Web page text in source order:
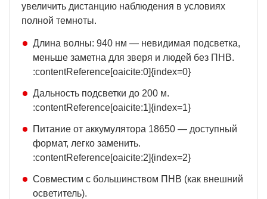
увеличить дистанцию наблюдения в условиях
полной темноты.
Длина волны: 940 нм — невидимая подсветка,
меньше заметна для зверя и людей без ПНВ.
:contentReference[oaicite:0]{index=0}
Дальность подсветки до 200 м.
:contentReference[oaicite:1]{index=1}
Питание от аккумулятора 18650 — доступный
формат, легко заменить.
:contentReference[oaicite:2]{index=2}
Совместим с большинством ПНВ (как внешний
осветитель).